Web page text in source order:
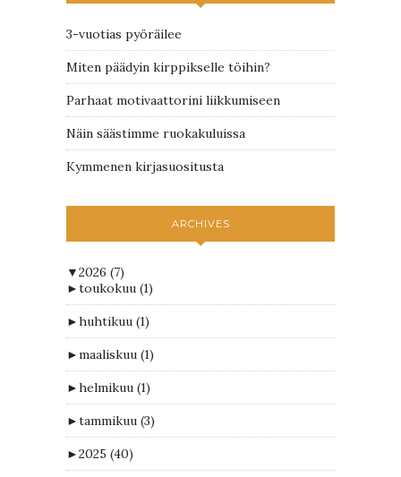
3-vuotias pyöräilee
Miten päädyin kirppikselle töihin?
Parhaat motivaattorini liikkumiseen
Näin säästimme ruokakuluissa
Kymmenen kirjasuositusta
ARCHIVES
▼2026 (7)
►toukokuu (1)
►huhtikuu (1)
►maaliskuu (1)
►helmikuu (1)
►tammikuu (3)
►2025 (40)